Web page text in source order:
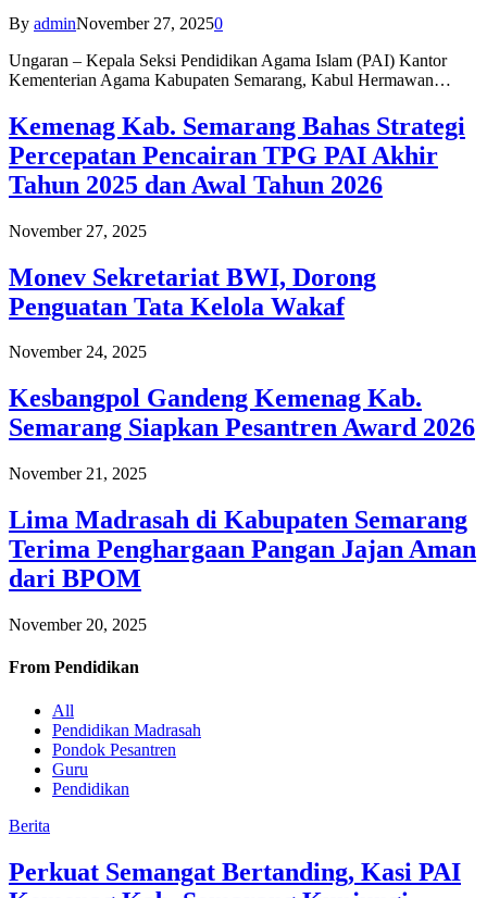
By adminNovember 27, 20250
Ungaran – Kepala Seksi Pendidikan Agama Islam (PAI) Kantor
Kementerian Agama Kabupaten Semarang, Kabul Hermawan…
Kemenag Kab. Semarang Bahas Strategi
Percepatan Pencairan TPG PAI Akhir
Tahun 2025 dan Awal Tahun 2026
November 27, 2025
Monev Sekretariat BWI, Dorong
Penguatan Tata Kelola Wakaf
November 24, 2025
Kesbangpol Gandeng Kemenag Kab.
Semarang Siapkan Pesantren Award 2026
November 21, 2025
Lima Madrasah di Kabupaten Semarang
Terima Penghargaan Pangan Jajan Aman
dari BPOM
November 20, 2025
From Pendidikan
All
Pendidikan Madrasah
Pondok Pesantren
Guru
Pendidikan
Berita
Perkuat Semangat Bertanding, Kasi PAI